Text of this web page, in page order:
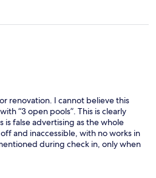
renovation. I cannot believe this
“3 open pools”. This is clearly
is false advertising as the whole
and inaccessible, with no works in
during check in, only when